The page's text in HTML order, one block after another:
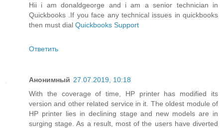
Hii i am donaldgeorge and i am a senior technician in
Quickbooks .If you face any technical issues in quickbooks
then must dial Quickbooks Support
Ответить
Анонимный 27.07.2019, 10:18
With the coverage of time, HP printer has modified its
version and other related service in it. The oldest module of
HP printer lies in declining stage and new models are in
surging stage. As a result, most of the users have diverted